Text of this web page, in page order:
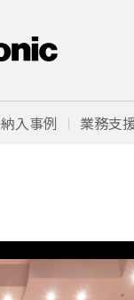
納入事例 業務支